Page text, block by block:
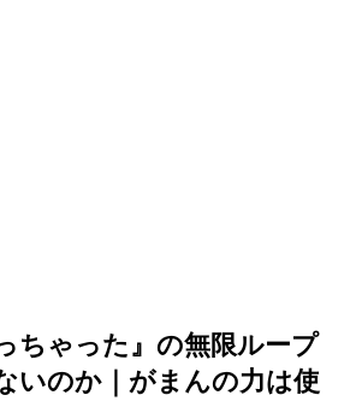
ちゃった』の無限ループ
いのか｜がまんの力は使